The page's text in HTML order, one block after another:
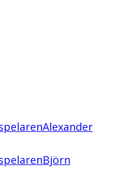
Alexander
Björn